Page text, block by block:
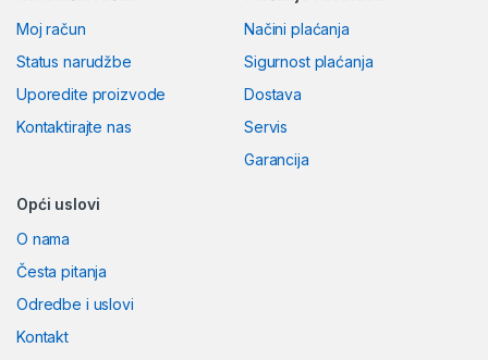
Moj račun
Status narudžbe
Uporedite proizvode
Kontaktirajte nas
Načini plaćanja
Sigurnost plaćanja
Dostava
Servis
Garancija
Opći uslovi
O nama
Česta pitanja
Odredbe i uslovi
Kontakt